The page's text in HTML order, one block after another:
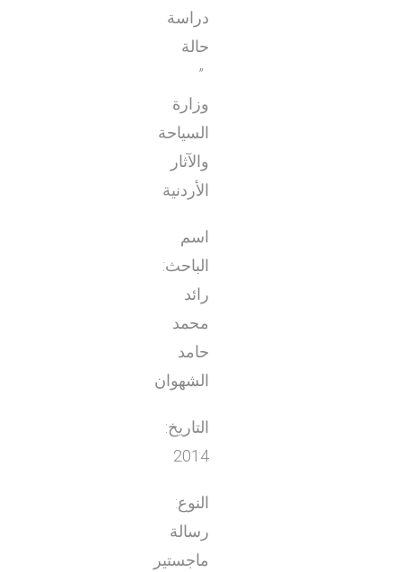
دراسة
حالة
”
وزارة
السياحة
والآثار
الأردنية
اسم
الباحث:
رائد
محمد
حامد
الشهوان
التاريخ:
2014
النوع:
رسالة
ماجستير